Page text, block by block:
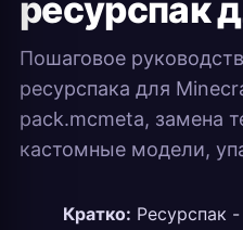
ресурспак
Пошаговое
ресурспака для
pack.mcmeta, замена
кастомные модели,
Кратко: Ресурспак